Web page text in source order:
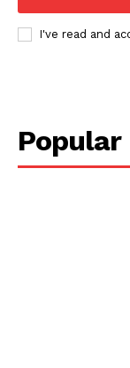
I've read and
Popular